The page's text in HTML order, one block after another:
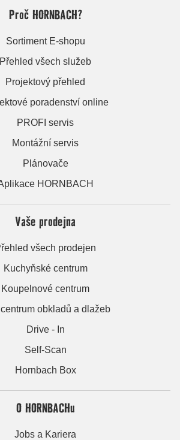
Proč HORNBACH?
Sortiment E-shopu
Přehled všech služeb
Projektový přehled
poradenství online
PROFI servis
Montážní servis
Plánovače
HORNBACH
Vaše prodejna
všech prodejen
Kuchyňské centrum
Koupelnové centrum
obkladů a dlažeb
Drive - In
Self-Scan
Hornbach Box
O HORNBACHu
Jobs a Kariera